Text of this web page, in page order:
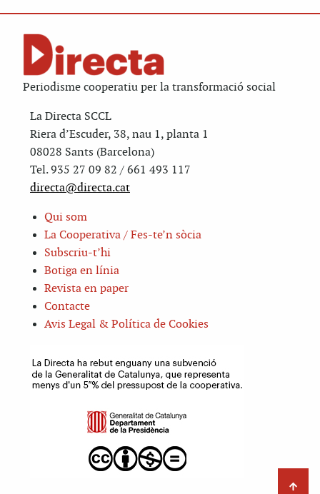
Periodisme cooperatiu per la transformació social
La Directa SCCL
Riera d’Escuder, 38, nau 1, planta 1
08028 Sants (Barcelona)
Tel. 935 27 09 82 / 661 493 117
directa@directa.cat
Qui som
La Cooperativa / Fes-te’n sòcia
Subscriu-t’hi
Botiga en línia
Revista en paper
Contacte
Avis Legal & Política de Cookies